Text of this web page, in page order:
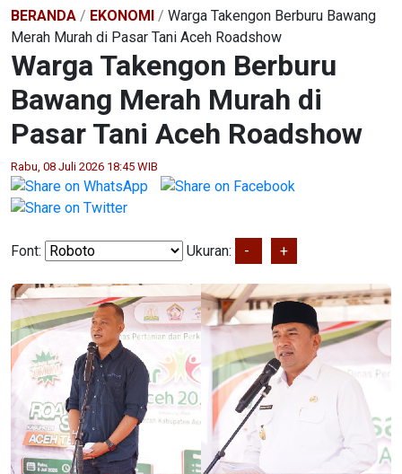
BERANDA / EKONOMI / Warga Takengon Berburu Bawang
Merah Murah di Pasar Tani Aceh Roadshow
Warga Takengon Berburu
Bawang Merah Murah di
Pasar Tani Aceh Roadshow
Rabu, 08 Juli 2026 18:45 WIB
Font: Ukuran: - +